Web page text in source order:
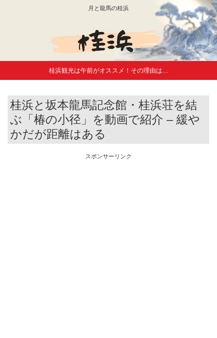
月と龍馬の桂浜
桂浜観光は午前がオススメ！その理由は...
桂浜と坂本龍馬記念館・桂浜荘を結
ぶ「椿の小径」を動画で紹介 – 緩や
かだが距離はある
スポンサーリンク